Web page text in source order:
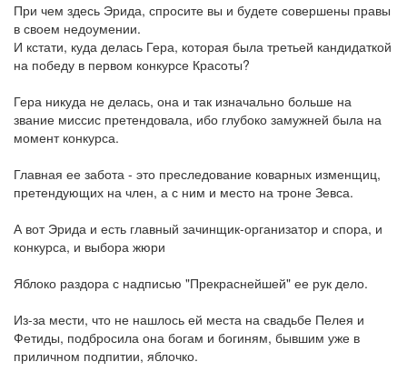
При чем здесь Эрида, спросите вы и будете совершены правы
в своем недоумении.
И кстати, куда делась Гера, которая была третьей кандидаткой
на победу в первом конкурсе Красоты?
Гера никуда не делась, она и так изначально больше на
звание миссис претендовала, ибо глубоко замужней была на
момент конкурса.
Главная ее забота - это преследование коварных изменщиц,
претендующих на член, а с ним и место на троне Зевса.
А вот Эрида и есть главный зачинщик-организатор и спора, и
конкурса, и выбора жюри
Яблоко раздора с надписью "Прекраснейшей" ее рук дело.
Из-за мести, что не нашлось ей места на свадьбе Пелея и
Фетиды, подбросила она богам и богиням, бывшим уже в
приличном подпитии, яблочко.